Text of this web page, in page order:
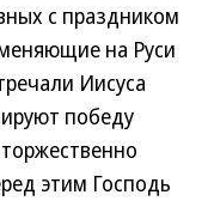
с праздником
на Руси
Иисуса
победу
этим Господь